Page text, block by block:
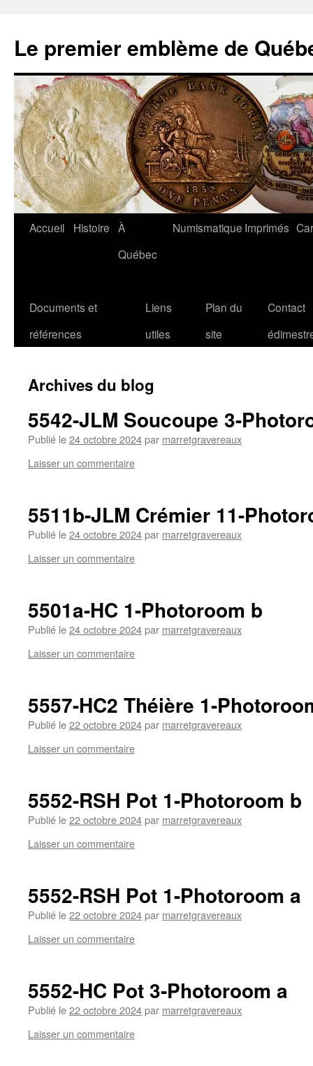
contenu
Le premier emblème de
Accueil Histoire À
Québec
Numismatique Imprimés
Documents et
références
Liens
utiles
Plan du
site
Contact
Archives du blog
5542-JLM Soucoupe 3-
Publié le24 octobre 2024par marretgravereaux
Laisser un commentaire
5511b-JLM Crémier 11-
Publié le24 octobre 2024par marretgravereaux
Laisser un commentaire
5501a-HC 1-Photoroom b
Publié le24 octobre 2024par marretgravereaux
Laisser un commentaire
5557-HC2 Théière 1-
Publié le22 octobre 2024par marretgravereaux
Laisser un commentaire
5552-RSH Pot 1-Photoroom b
Publié le22 octobre 2024par marretgravereaux
Laisser un commentaire
5552-RSH Pot 1-Photoroom a
Publié le22 octobre 2024par marretgravereaux
Laisser un commentaire
5552-HC Pot 3-Photoroom a
Publié le22 octobre 2024par marretgravereaux
Laisser un commentaire